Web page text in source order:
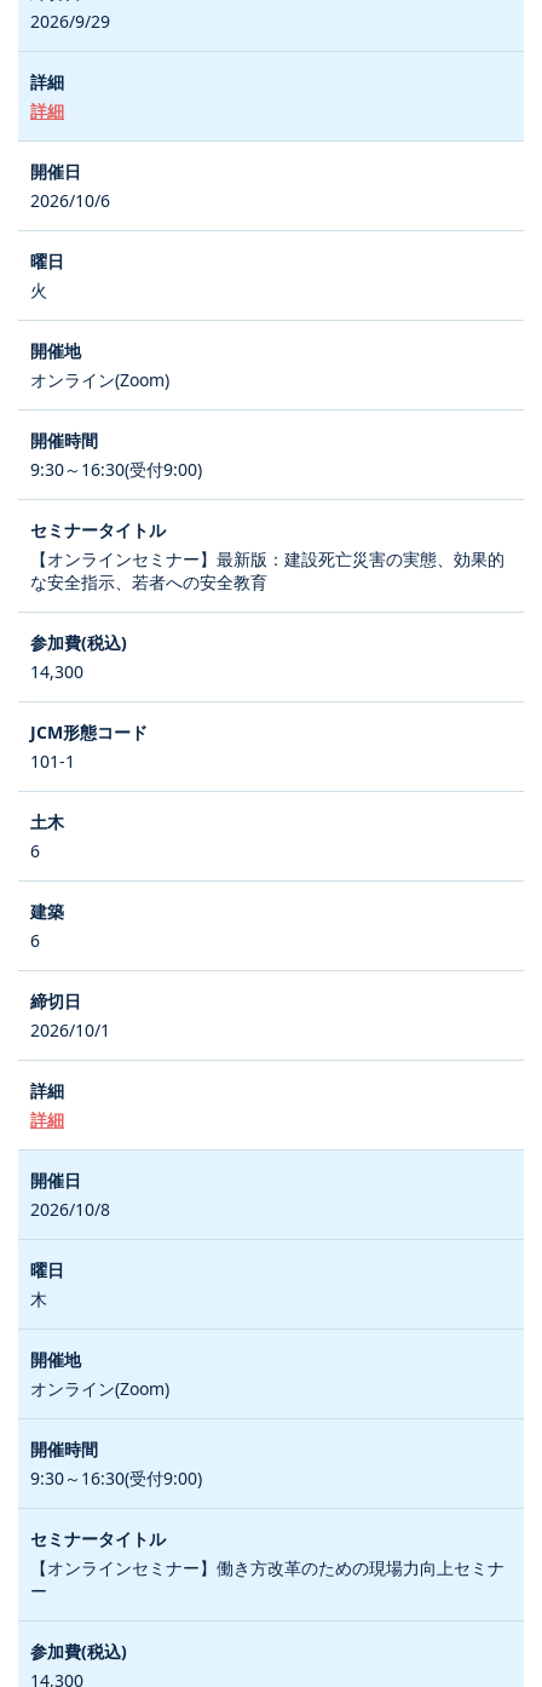
2026/9/29
詳細
2026/10/6
火
オンライン(Zoom)
9:30～16:30(受付9:00)
【オンラインセミナー】最新版：建設死亡災害の実態、効果的
な安全指示、若者への安全教育
14,300
101-1
6
6
2026/10/1
詳細
2026/10/8
木
オンライン(Zoom)
9:30～16:30(受付9:00)
【オンラインセミナー】働き方改革のための現場力向上セミナ
ー
14,300